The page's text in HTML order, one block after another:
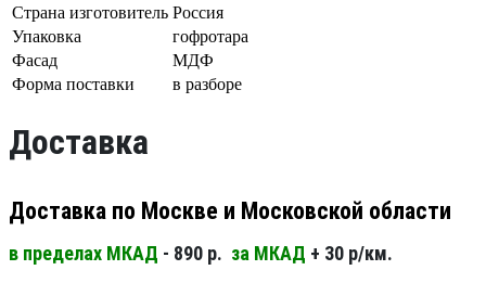
Страна изготовитель Россия
Упаковка
гофротара
Фасад
МДФ
Форма поставки
в разборе
Доставка
Доставка по Москве и Московской области
в пределах МКАД - 890 р. за МКАД + 30 р/км.